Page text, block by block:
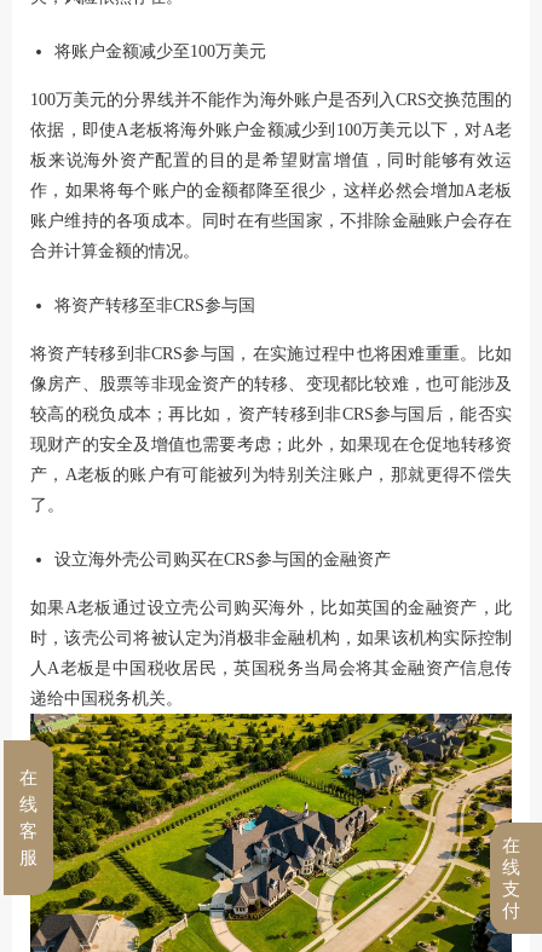
将账户金额减少至100万美元
100万美元的分界线并不能作为海外账户是否列入CRS交换范围的
依据，即使A老板将海外账户金额减少到100万美元以下，对A老
板来说海外资产配置的目的是希望财富增值，同时能够有效运
作，如果将每个账户的金额都降至很少，这样必然会增加A老板
账户维持的各项成本。同时在有些国家，不排除金融账户会存在
合并计算金额的情况。
将资产转移至非CRS参与国
将资产转移到非CRS参与国，在实施过程中也将困难重重。比如
像房产、股票等非现金资产的转移、变现都比较难，也可能涉及
较高的税负成本；再比如，资产转移到非CRS参与国后，能否实
现财产的安全及增值也需要考虑；此外，如果现在仓促地转移资
产，A老板的账户有可能被列为特别关注账户，那就更得不偿失
了。
设立海外壳公司购买在CRS参与国的金融资产
如果A老板通过设立壳公司购买海外，比如英国的金融资产，此
时，该壳公司将被认定为消极非金融机构，如果该机构实际控制
人A老板是中国税收居民，英国税务当局会将其金融资产信息传
递给中国税务机关。
在
线
客
服
在
线
支
付